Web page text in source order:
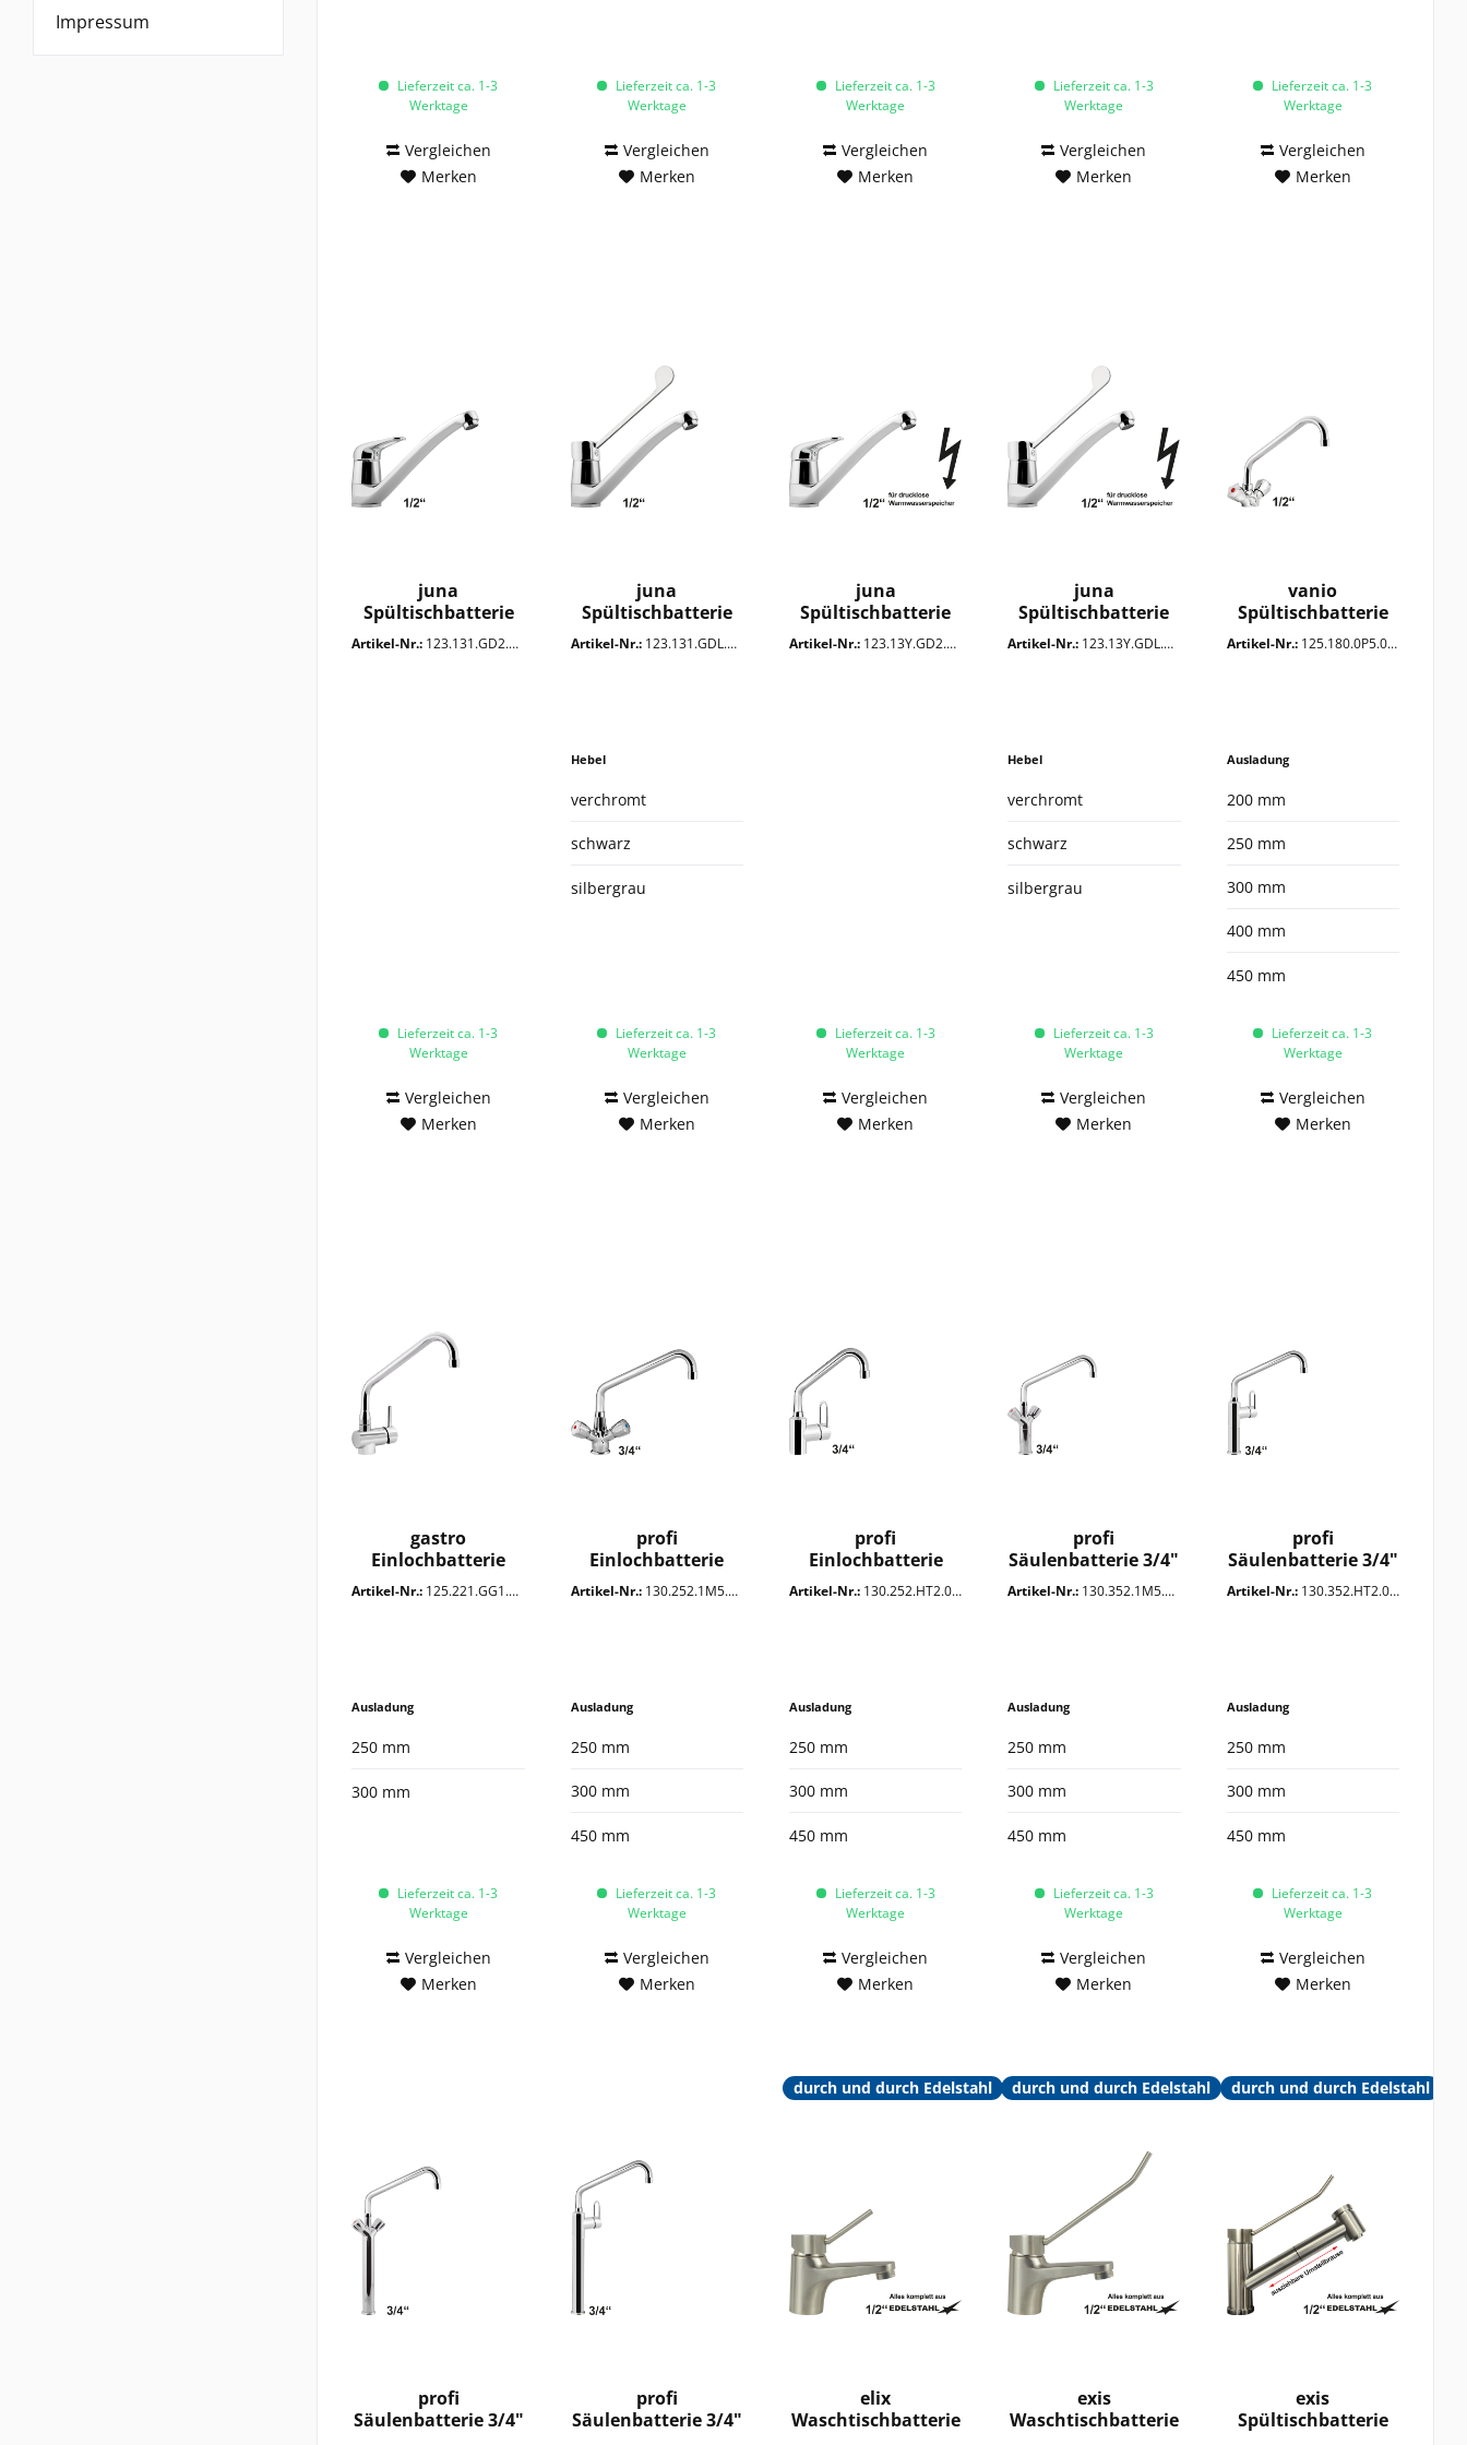
Impressum
Lieferzeit ca. 1-3
Werktage
Vergleichen
Merken
Lieferzeit ca. 1-3
Werktage
Vergleichen
Merken
Lieferzeit ca. 1-3
Werktage
Vergleichen
Merken
Lieferzeit ca. 1-3
Werktage
Vergleichen
Merken
Lieferzeit ca. 1-3
Werktage
Vergleichen
Merken
juna
Spültischbatterie
1/2"
Artikel-Nr.: 123.131.GD2.0VG
Lieferzeit ca. 1-3
Werktage
Vergleichen
Merken
juna
Spültischbatterie
1/2"
Artikel-Nr.:123.131.GDL.0VG
Hebel
verchromt
schwarz
silbergrau
Lieferzeit ca. 1-3
Werktage
Vergleichen
Merken
juna
Spültischbatterie
1/2" ND
Artikel-Nr.: 123.13Y.GD2.0VG
Lieferzeit ca. 1-3
Werktage
Vergleichen
Merken
juna
Spültischbatterie
1/2"
Artikel-Nr.: 123.13Y.GDL.0VG
Hebel
verchromt
schwarz
silbergrau
Lieferzeit ca. 1-3
Werktage
Vergleichen
Merken
vanio
Spültischbatterie
1/2"
Artikel-Nr.:125.180.0P5.0VA
Ausladung
200 mm
250 mm
300 mm
400 mm
450 mm
Lieferzeit ca. 1-3
Werktage
Vergleichen
Merken
gastro
Einlochbatterie
1/2"
Artikel-Nr.: 125.221.GG1.0VD
Ausladung
250 mm
300 mm
Lieferzeit ca. 1-3
Werktage
Vergleichen
Merken
profi
Einlochbatterie
3/4"
Artikel-Nr.:130.252.1M5.0PG
Ausladung
250 mm
300 mm
450 mm
Lieferzeit ca. 1-3
Werktage
Vergleichen
Merken
profi
Einlochbatterie
3/4"
Artikel-Nr.: 130.252.HT2.0PZ
Ausladung
250 mm
300 mm
450 mm
Lieferzeit ca. 1-3
Werktage
Vergleichen
Merken
profi
Säulenbatterie 3/4"
Artikel-Nr.: 130.352.1M5.0PG
Ausladung
250 mm
300 mm
450 mm
Lieferzeit ca. 1-3
Werktage
Vergleichen
Merken
profi
Säulenbatterie 3/4"
Artikel-Nr.:130.352.HT2.0PZ
Ausladung
250 mm
300 mm
450 mm
Lieferzeit ca. 1-3
Werktage
Vergleichen
Merken
profi
Säulenbatterie 3/4"
profi
Säulenbatterie 3/4"
durch und durch Edelstahl
elix
Waschtischbatterie
durch und durch Edelstahl
exis
Waschtischbatterie
durch und durch Edelstahl
exis
Spültischbatterie